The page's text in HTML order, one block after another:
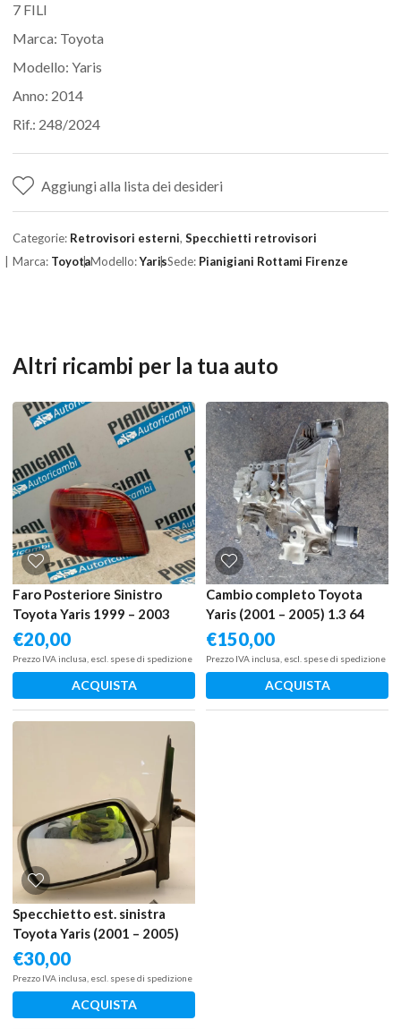
7 FILI
Marca: Toyota
Modello: Yaris
Anno: 2014
Rif.: 248/2024
Aggiungi alla lista dei desideri
Categorie: Retrovisori esterni, Specchietti retrovisori
Marca: ToyotaModello:YarisSede: Pianigiani Rottami Firenze
Altri ricambi per la tua auto
Faro Posteriore Sinistro
Toyota Yaris 1999 – 2003
€20,00
Prezzo IVA inclusa, escl. spese di spedizione
ACQUISTA
Cambio completo Toyota
Yaris (2001 – 2005) 1.3 64
KW benzina 303000D030
2SZ FE
€150,00
Prezzo IVA inclusa, escl. spese di spedizione
ACQUISTA
Specchietto est. sinistra
Toyota Yaris (2001 – 2005)
1.0 48 KW benzina
879400D917 1SZ FE
€30,00
Prezzo IVA inclusa, escl. spese di spedizione
ACQUISTA